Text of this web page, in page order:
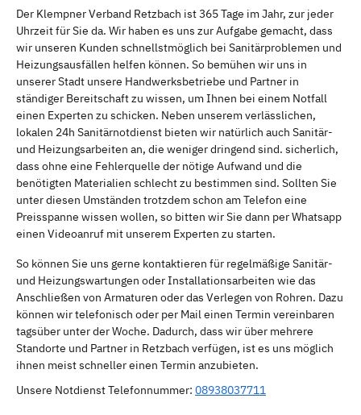
Der Klempner Verband Retzbach ist 365 Tage im Jahr, zur jeder
Uhrzeit für Sie da. Wir haben es uns zur Aufgabe gemacht, dass
wir unseren Kunden schnellstmöglich bei Sanitärproblemen und
Heizungsausfällen helfen können. So bemühen wir uns in
unserer Stadt unsere Handwerksbetriebe und Partner in
ständiger Bereitschaft zu wissen, um Ihnen bei einem Notfall
einen Experten zu schicken. Neben unserem verlässlichen,
lokalen 24h Sanitärnotdienst bieten wir natürlich auch Sanitär-
und Heizungsarbeiten an, die weniger dringend sind. sicherlich,
dass ohne eine Fehlerquelle der nötige Aufwand und die
benötigten Materialien schlecht zu bestimmen sind. Sollten Sie
unter diesen Umständen trotzdem schon am Telefon eine
Preisspanne wissen wollen, so bitten wir Sie dann per Whatsapp
einen Videoanruf mit unserem Experten zu starten.
So können Sie uns gerne kontaktieren für regelmäßige Sanitär-
und Heizungswartungen oder Installationsarbeiten wie das
Anschließen von Armaturen oder das Verlegen von Rohren. Dazu
können wir telefonisch oder per Mail einen Termin vereinbaren
tagsüber unter der Woche. Dadurch, dass wir über mehrere
Standorte und Partner in Retzbach verfügen, ist es uns möglich
ihnen meist schneller einen Termin anzubieten.
Unsere Notdienst Telefonnummer: 08938037711